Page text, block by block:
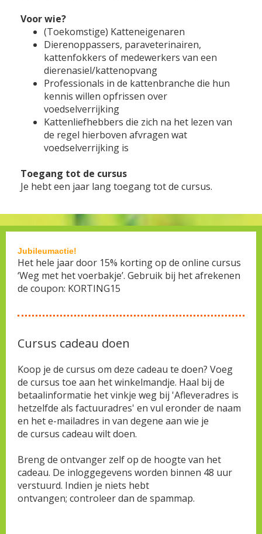
Voor wie?
(Toekomstige) Katteneigenaren
Dierenoppassers, paraveterinairen,
kattenfokkers of medewerkers van een
dierenasiel/kattenopvang
Professionals in de kattenbranche die hun
kennis willen opfrissen over
voedselverrijking
Kattenliefhebbers die zich na het lezen van
de regel hierboven afvragen wat
voedselverrijking is
Toegang tot de cursus
Je hebt een jaar lang toegang tot de cursus.
Jubileumactie!
Het hele jaar door 15% korting op de online cursus
‘Weg met het voerbakje’. Gebruik bij het afrekenen
de coupon: KORTING15
Cursus cadeau doen
Koop je de cursus om deze cadeau te doen? Voeg
de cursus toe aan het winkelmandje. Haal bij de
betaalinformatie het vinkje weg bij 'Afleveradres is
hetzelfde als factuuradres' en vul eronder de naam
en het e-mailadres in van degene aan wie je
de cursus cadeau wilt doen.
Breng de ontvanger zelf op de hoogte van het
cadeau. De inloggegevens worden binnen 48 uur
verstuurd. Indien je niets hebt
ontvangen; controleer dan de spammap.